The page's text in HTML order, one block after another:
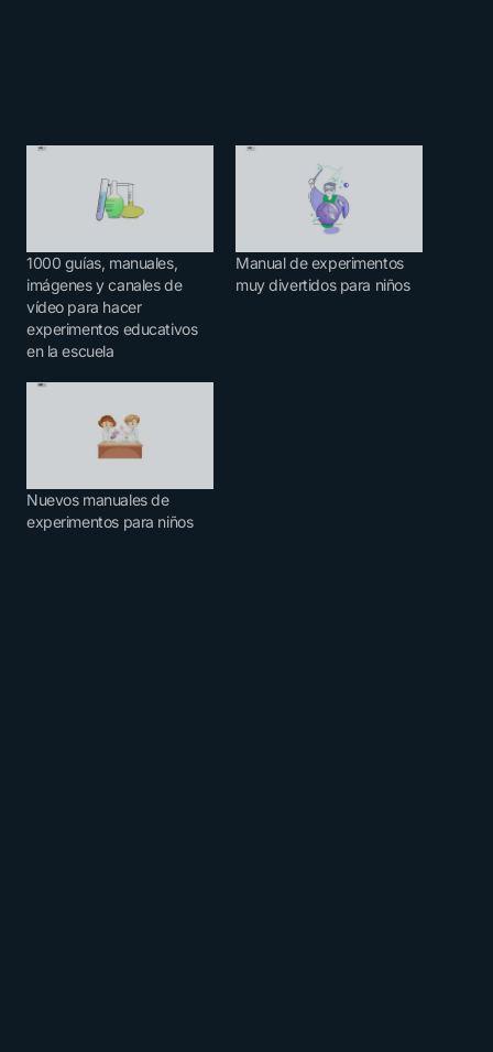
1000 guías, manuales,
imágenes y canales de
vídeo para hacer
experimentos educativos
en la escuela
Manual de experimentos
muy divertidos para niños
Nuevos manuales de
experimentos para niños